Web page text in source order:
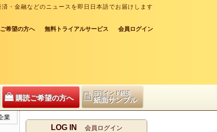
・金融などのニュースを即日日本語でお届けします
希望の方へ 無料トライアルサービス 会員ログイン
購読ご希望の方へ
日刊インド経済
紙面サンプル
業
LOG IN 会員ログイン